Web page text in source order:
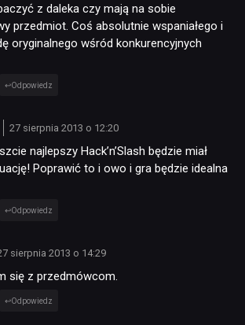
z daleka czy mają na sobie
przedmiot. Coś absolutnie wspaniałego i
oryginalnego wśród konkurencyjnych
Odpowiedz
27 sierpnia 2013 o 12:20
najlepszy Hack’n’Slash będzie miał
Poprawić to i owo i gra będzie idealna
Odpowiedz
sierpnia 2013 o 14:29
się z przedmówcom.
Odpowiedz